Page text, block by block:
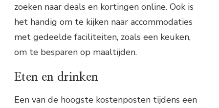
zoeken naar deals en kortingen online. Ook is
het handig om te kijken naar accommodaties
met gedeelde faciliteiten, zoals een keuken,
om te besparen op maaltijden.
Eten en drinken
Een van de hoogste kostenposten tijdens een